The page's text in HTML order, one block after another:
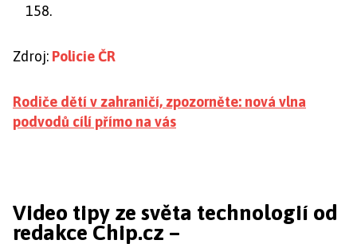
158.
Zdroj: Policie ČR
Rodiče dětí v zahraničí, zpozorněte: nová vlna
podvodů cílí přímo na vás
Video tipy ze světa technologií od
redakce Chip.cz –